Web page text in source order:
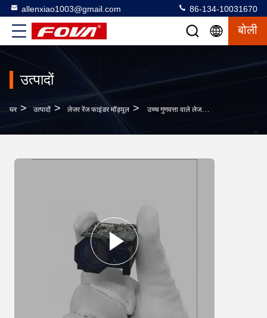
allenxiao1003@gmail.com 86-134-10031670
बोली
उत्पादों
घर > उत्पादों > लेजर रेंज फाइंडर मॉड्यूल > उच्च गुणवत्ता वाले लेजर रेंजमीटर मॉड्यूल,स्वयं विकसित लेजर रेंजिंग मॉड्यूल, एकल-पल्स TOF रेंजिंग विधि का उपयोग करते हुए, अधिकतम रेंज ≥ 3 किमी